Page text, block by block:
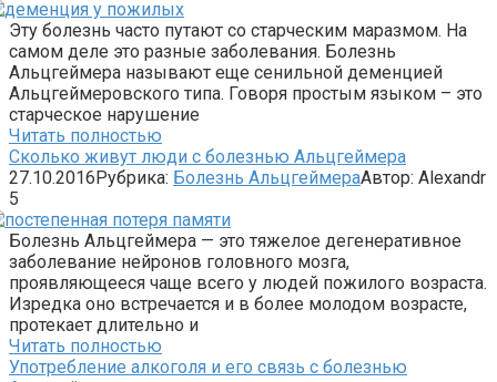
Эту болезнь часто путают со старческим маразмом. На
самом деле это разные заболевания. Болезнь
Альцгеймера называют еще сенильной деменцией
Альцгеймеровского типа. Говоря простым языком – это
старческое нарушение
Читать полностью
Сколько живут люди с болезнью Альцгеймера
27.10.2016Рубрика: Болезнь АльцгеймераАвтор: Alexandr
5
Болезнь Альцгеймера — это тяжелое дегенеративное
заболевание нейронов головного мозга,
проявляющееся чаще всего у людей пожилого возраста.
Изредка оно встречается и в более молодом возрасте,
протекает длительно и
Читать полностью
Употребление алкоголя и его связь с болезнью